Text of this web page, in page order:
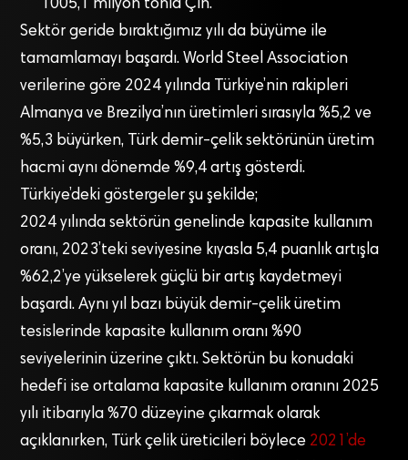
1005,1 milyon tonla Çin.
Sektör geride bıraktığımız yılı da büyüme ile
tamamlamayı başardı. World Steel Association
verilerine göre 2024 yılında Türkiye’nin rakipleri
Almanya ve Brezilya’nın üretimleri sırasıyla %5,2 ve
%5,3 büyürken, Türk demir-çelik sektörünün üretim
hacmi aynı dönemde %9,4 artış gösterdi.
Türkiye’deki göstergeler şu şekilde;
2024 yılında sektörün genelinde kapasite kullanım
oranı, 2023’teki seviyesine kıyasla 5,4 puanlık artışla
%62,2’ye yükselerek güçlü bir artış kaydetmeyi
başardı. Aynı yıl bazı büyük demir-çelik üretim
tesislerinde kapasite kullanım oranı %90
seviyelerinin üzerine çıktı. Sektörün bu konudaki
hedefi ise ortalama kapasite kullanım oranını 2025
yılı itibarıyla %70 düzeyine çıkarmak olarak
açıklanırken, Türk çelik üreticileri böylece 2021’de